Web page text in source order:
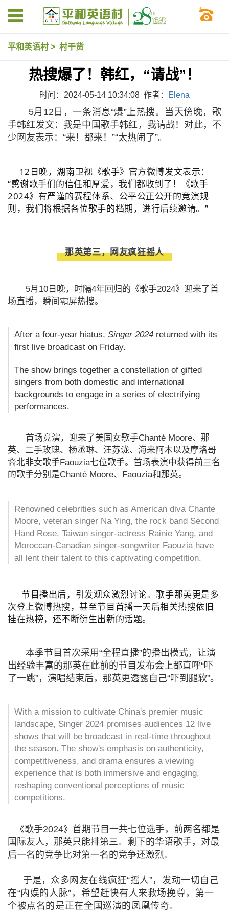
平和英语村 > 村干货
热搜爆了！韩红，“请战”！
时间：2024-05-14 10:34:08 作者： Elena
5月12日，一条消息“爆”上热搜。当天傍晚，歌
手韩红发文：我是中国歌手韩红，我请战！对此，不
少网友表示：“来！都来！”“太热闹了”。
12日晚，湖南卫视《歌手》官方微博发文表示：
“感谢歌手们的信任和厚爱，我们都收到了！《歌手
2024》有严谨的赛程体系、公平公正公开的竞演规
则，我们将根据各位歌手的档期，进行后续邀请。”
那英第三，网友疯狂摇人
5月10日晚，时隔4年回归的《歌手2024》迎来了首
场直播，瞬间霸屏热搜。
After a four-year hiatus, Singer 2024 returned with its
first live broadcast on Friday.
The show brings together a constellation of gifted
singers from both domestic and international
backgrounds to engage in a series of electrifying
performances.
首场竞演，迎来了美国女歌手Chanté Moore、那
英、二手玫瑰、杨丞琳、汪苏泷、海来阿木以及摩洛哥
裔北非女歌手Faouzia七位歌手。首场表演中获得前三名
的歌手分别是Chanté Moore、Faouzia和那英。
Renowned celebrities such as American diva Chante
Moore, veteran singer Na Ying, the rock band Second
Hand Rose, Taiwan singer-actress Rainie Yang, and
Moroccan-Canadian singer-songwriter Faouzia have
all lent their talent to this captivating competition.
节目播出后，引发观众激烈讨论。歌手那英更是多
次登上微博热搜，甚至节目首播一天后相关热搜依旧
挂在热榜，还不断衍生出新的话题。
本季节目首次采用“全程直播”的播出模式，让演
出经验丰富的那英在此前的节目发布会上都直呼“吓
了一跳”，演唱结束后，那英更透露自己“吓到腿软”。
With a mission to cultivate China's premier music
landscape, Singer 2024 promises audiences 12 live
shows that will be broadcast in real-time throughout
the season. The show's emphasis on authenticity,
competitiveness, and drama ensures a viewing
experience that is both immersive and engaging,
reshaping conventional perceptions of music
competitions.
《歌手2024》首期节目一共七位选手，前两名都是
国际友人，那英只能排第三。剩下的华语歌手，对最
后一名的竞争比对第一名的竞争还激烈。
于是， 众多网友在线疯狂“摇人”，发动一切自己
在“内娱的人脉”，希望赶快有人来救场挽尊，第一
个被点名的是正在全国巡演的凤凰传奇。